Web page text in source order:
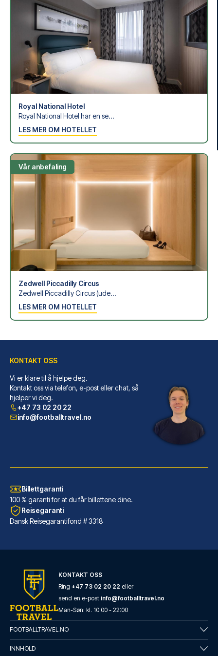
Trygg booking og personlig service
Din sikkerhet og opplevelse er vår høyeste prioritet. Vi
sørger for en problemfri bestillingsprosess, og står klare
med personlig service både før og under reisen. Vi er
tilgjengelige på+47 73 02 20 22 eller herdersom du
trenger hjelp til å bestille reisen.
Er du klar for å oppleve Indianapolis Colts på Tottenham
Hotspur Stadium, NFL mot Washington Commanders?
Kontakt oss idag, og la oss hjelpe deg med å realisere din
Royal National Hotel
Royal National Hotel har en se...
LES MER OM HOTELLET
Vår anbefaling
Zedwell Piccadilly Circus
Zedwell Piccadilly Circus (ude...
LES MER OM HOTELLET
KONTAKT OSS
Vi er klare til å hjelpe deg.
Kontakt oss via telefon, e-post eller chat, så
hjelper vi deg.
+47 73 02 20 22
info@footballtravel.no
Billettgaranti
100 % garanti for at du får billettene dine.
Reisegaranti
Dansk Reisegarantifond # 3318
KONTAKT OSS
Ring +47 73 02 20 22 eller
send en e-post info@footballtravel.no
Man-Søn: kl. 10:00 - 22:00
FOOTBALLTRAVEL.NO
INNHOLD